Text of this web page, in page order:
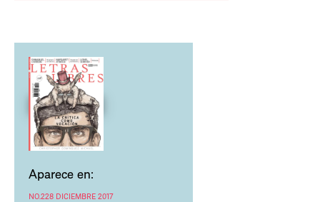
Aparece en:
NO.228 DICIEMBRE 2017